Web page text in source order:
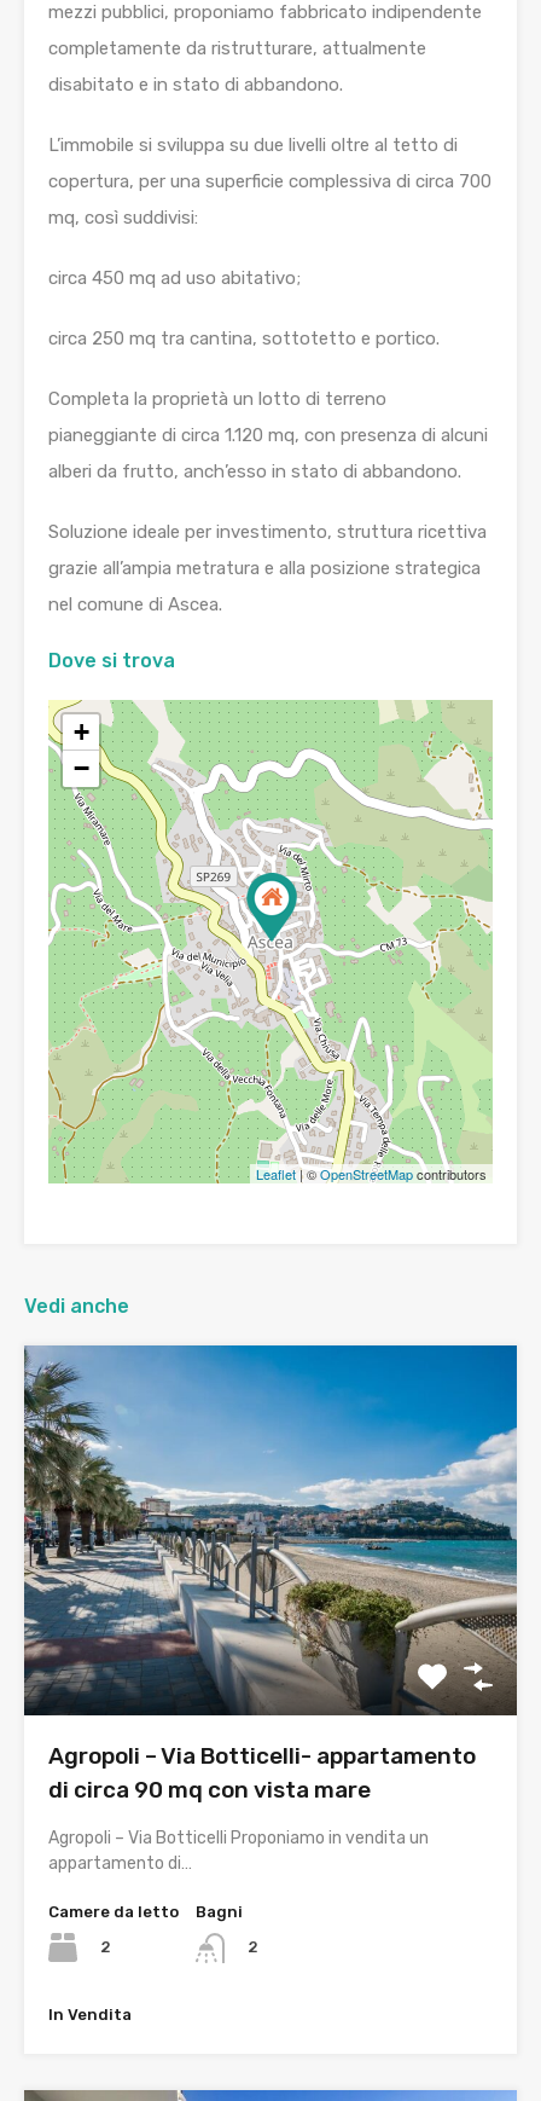
mezzi pubblici, proponiamo fabbricato indipendente
completamente da ristrutturare, attualmente
disabitato e in stato di abbandono.
L’immobile si sviluppa su due livelli oltre al tetto di
copertura, per una superficie complessiva di circa 700
mq, così suddivisi:
circa 450 mq ad uso abitativo;
circa 250 mq tra cantina, sottotetto e portico.
Completa la proprietà un lotto di terreno
pianeggiante di circa 1.120 mq, con presenza di alcuni
alberi da frutto, anch’esso in stato di abbandono.
Soluzione ideale per investimento, struttura ricettiva
grazie all’ampia metratura e alla posizione strategica
nel comune di Ascea.
Dove si trova
+
−
Leaflet| ©OpenStreetMapcontributors
Vedi anche
Agropoli – Via Botticelli- appartamento
di circa 90 mq con vista mare
Agropoli – Via Botticelli Proponiamo in vendita un
appartamento di…
Camere da letto
2
Bagni
2
In Vendita